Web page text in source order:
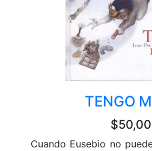
TENGO
Cuando Eusebio no